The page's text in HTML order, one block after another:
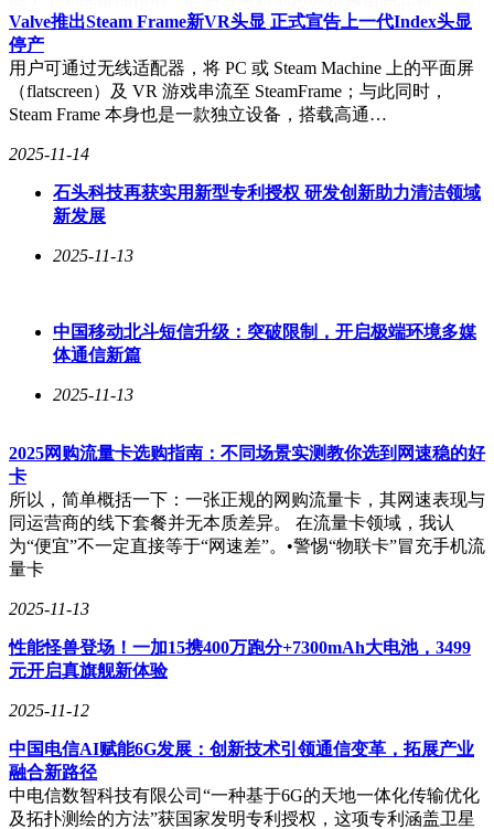
OpenAI负责ChatGPT的副总裁尼克·特利表示，此举是公司践
行使命——让更多人接触到先进人工智能的具体体现。
GPT-5的发布引发了业界的广泛关注与期待。自2022年
ChatGPT让OpenAI声名大噪以来，GPT-5已成为公司最受期待
品之一，每周用户超过7亿，约占全球人口的十分之一。GPT-
5的推出不仅将对OpenAI自身产生深远影响，更可能对整个硅
谷、大型科技公司、华尔街以及监管机构产生广泛影响。
在性能表现方面，GPT-5在多个领域达到了最先进水平，并在
GPT-5展现出了卓越的能力，能够按需生成完整的软件应用，
即“氛围编程”。在SWE-bench Verified测试中，GPT-5的得分高
达74.9%，略高于Anthropic的Claude Opus 4.1和谷歌DeepMind
的Gemini 2.5 Pro。
在“人类终极考试”中，具备扩展推理能力的GPT-5 Pro版本得
分42%，略低于xAI的Grok 4 Heavy模型。尽管如此，GPT-5在
回答健康相关问题方面的表现却尤为出色，幻觉率仅为
1.6%，远低于GPT-4o和o3模型。GPT-5在创意设计、写作等主
观领域也展现出了优于其他模型的能力。
GPT-5的幻觉现象大幅减少。在回应ChatGPT提示词时，GPT-
将提升用户的信任度和满意度。
的设置中选择四种新的人格类型，这些人格将自动调整模型的
回应方式。同时，ChatGPT Plus订阅用户和Pro订阅用户将享
受更高的GPT-5使用限额和访问权限。对于开发者而言，GPT-
5将以三种规格通过OpenAI的API开放，并允许控制回应的详
细程度。
Valve推出Steam Frame新VR头显 正式宣告上一代Index头显
停产
用户可通过无线适配器，将 PC 或 Steam Machine 上的平面屏
（flatscreen）及 VR 游戏串流至 SteamFrame；与此同时，
Steam Frame 本身也是一款独立设备，搭载高通…
2025-11-14
石头科技再获实用新型专利授权 研发创新助力清洁领域
新发展
2025-11-13
中国移动北斗短信升级：突破限制，开启极端环境多媒
体通信新篇
2025-11-13
2025网购流量卡选购指南：不同场景实测教你选到网速稳的好
卡
所以，简单概括一下：一张正规的网购流量卡，其网速表现与
同运营商的线下套餐并无本质差异。 在流量卡领域，我认
为“便宜”不一定直接等于“网速差”。•警惕“物联卡”冒充手机流
量卡
2025-11-13
性能怪兽登场！一加15携400万跑分+7300mAh大电池，3499
元开启真旗舰新体验
2025-11-12
中国电信AI赋能6G发展：创新技术引领通信变革，拓展产业
融合新路径
中电信数智科技有限公司“一种基于6G的天地一体化传输优化
及拓扑测绘的方法”获国家发明专利授权，这项专利涵盖卫星